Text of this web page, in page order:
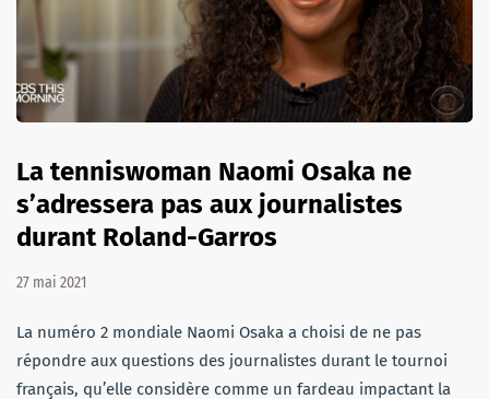
La tenniswoman Naomi Osaka ne
s’adressera pas aux journalistes
durant Roland-Garros
27 mai 2021
La numéro 2 mondiale Naomi Osaka a choisi de ne pas
répondre aux questions des journalistes durant le tournoi
français, qu’elle considère comme un fardeau impactant la